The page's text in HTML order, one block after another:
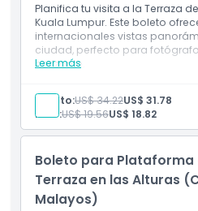
Planifica tu visita a la Terraza
Kuala Lumpur. Este boleto
internacionales vistas
ciudad, perfecto para
horizonte.
Leer más
Adulto:US$ 34.22US$ 31.78
Niño:US$ 19.56US$ 18.82
Boleto para Plataforma
Terraza en las Alturas
Malayos)